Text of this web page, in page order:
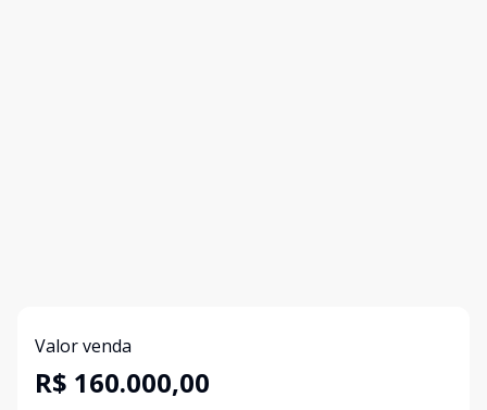
Valor venda
R$ 160.000,00